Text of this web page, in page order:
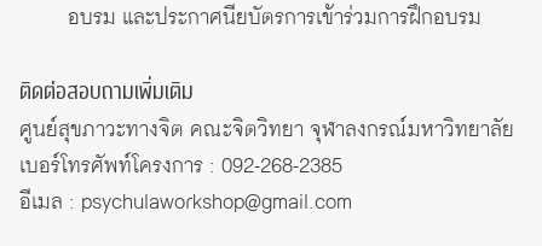
อบรม และประกาศนียบัตรการเข้าร่วมการฝึกอบรม
ติดต่อสอบถามเพิ่มเติม
ศูนย์สุขภาวะทางจิต คณะจิตวิทยา จุฬาลงกรณ์มหาวิทยาลัย
เบอร์โทรศัพท์โครงการ : 092-268-2385
อีเมล : psychulaworkshop@gmail.com